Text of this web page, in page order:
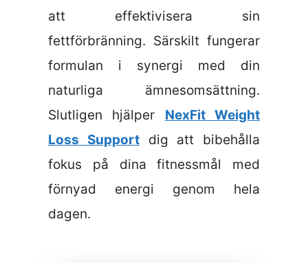
att effektivisera sin
fettförbränning. Särskilt fungerar
formulan i synergi med din
naturliga ämnesomsättning.
Slutligen hjälper NexFit Weight
Loss Supportdig att bibehålla
fokus på dina fitnessmål med
förnyad energi genom hela
dagen.